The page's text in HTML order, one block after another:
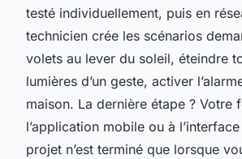
testé individuellement, puis en
technicien crée les scénarios
volets au lever du soleil, éteindre
lumières d’un geste, activer
maison. La dernière étape ? Votre
l’application mobile ou à
projet n’est terminé que lorsque